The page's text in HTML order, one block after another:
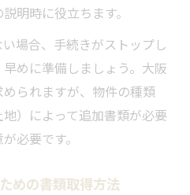
明時に役立ちます。
場合、手続きがストップし
めに準備しましょう。大阪
られますが、物件の種類
地）によって追加書類が必要
必要です。
めの書類取得方法